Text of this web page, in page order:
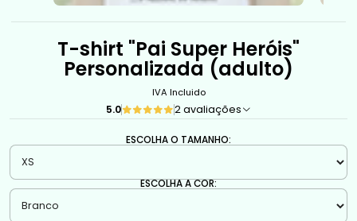
T-shirt "Pai Super Heróis"
Personalizada (adulto)
IVA Incluido
5.0 2 avaliações
ESCOLHA O TAMANHO:
ESCOLHA A COR: